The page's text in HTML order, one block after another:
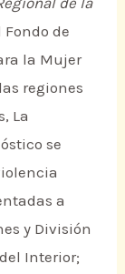
de
la Mujer
regiones
La
se
a
y División
Interior;